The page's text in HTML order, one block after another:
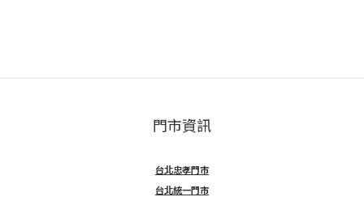
門市資訊
台北忠孝門市
台北統一門市